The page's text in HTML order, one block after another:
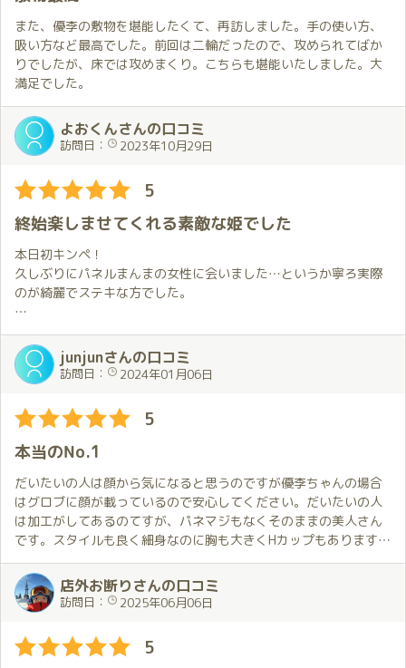
また、優李の敷物を堪能したくて、再訪しました。手の使い方、
吸い方など最高でした。前回は二輪だったので、攻められてばか
りでしたが、床では攻めまくり。こちらも堪能いたしました。大
満足でした。
よおくんさんの口コミ
訪問日： 2023年10月29日
5
終始楽しませてくれる素敵な姫でした
本日初キンペ！
久しぶりにパネルまんまの女性に会いました…というか寧ろ実際
のが綺麗でステキな方でした。
トークも軽やかで面白く、話すのが好きな自分にはサービス含め
理想的でした！
そのサービスも時間をいっぱいに使った丁寧かつしっかりとした
もので、優李さんのホスピタリティの高さに感動です。
(ここまでされたら次も来るしかないじゃん！というくらい素晴ら
しい時間でした)
また是非お会いさせてください！
junjunさんの口コミ
訪問日： 2024年01月06日
5
本当のNo.1
だいたいの人は顔から気になると思うのですが優李ちゃんの場合
はグロブに顔が載っているので安心してください。だいたいの人
は加工がしてあるのてすが、パネマジもなくそのままの美人さん
です。スタイルも良く細身なのに胸も大きくHカップもあります。
下もパ○パ○でピンクでとても綺麗です。それだけでも入る価値
があるのですが優李ちゃんの場合はサービスもレベルが高く、と
くにフェ○が上手で時間も他の人よりも丁寧に長くしてくれるの
で、そこで暴発しないでくださいね。お話しも上手で好きなよう
で楽しく、そして気持ちいい時間があっという間に過ぎてしまい
ますよ。お店の本当のNo.1は彼女だ、と僕は思っています。
店外お断りさんの口コミ
訪問日： 2025年06月06日
5